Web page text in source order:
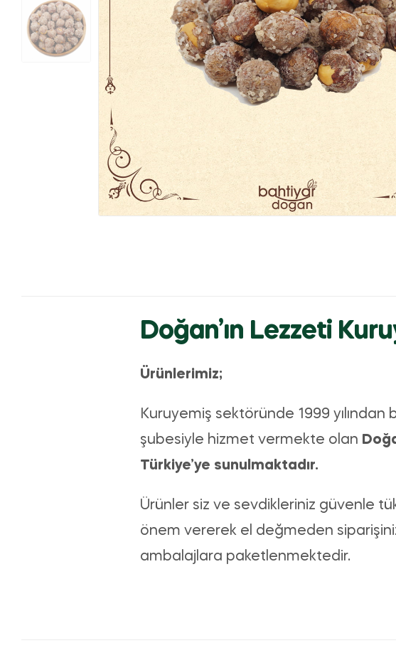
Doğan’ın Lezzeti
Ürünlerimiz;
Kuruyemiş sektöründe 1999
şubesiyle hizmet vermekte olan
Türkiye’ye sunulmaktadır.
Ürünler siz ve sevdikleriniz güvenle
önem vererek el değmeden
ambalajlara paketlenmektedir.